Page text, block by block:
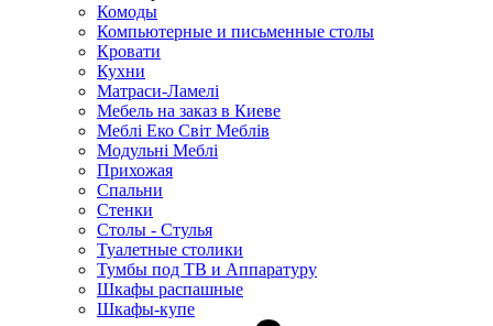
Комоды
Компьютерные и письменные столы
Кровати
Кухни
Матраси-Ламелі
Мебель на заказ в Киеве
Меблі Еко Світ Меблів
Модульні Меблі
Прихожая
Спальни
Стенки
Столы - Стулья
Туалетные столики
Тумбы под ТВ и Аппаратуру
Шкафы распашные
Шкафы-купе